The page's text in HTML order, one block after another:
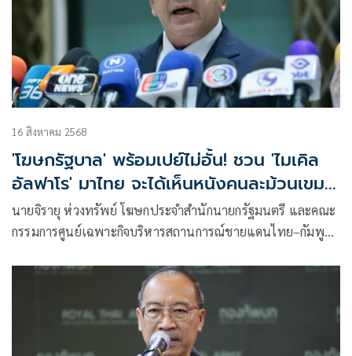
16 สิงหาคม 2568
'โฆษกรัฐบาล' พร้อมเปย์ไม่อั้น! ชวน 'ไมเคิล
อัลฟาโร' มาไทย จะได้เห็นหนังคนละม้วนเขมร
จัดฉาก
นายจิรายุ ห่วงทรัพย์ โฆษกประจำสำนักนายกรัฐมนตรี และคณะ
กรรมการศูนย์เฉพาะกิจบริหารสถานการณ์ชายแดนไทย–กัมพูชา
ข่าวของนายไมเคิล อัลฟาโร ชาวสหรัฐฯ